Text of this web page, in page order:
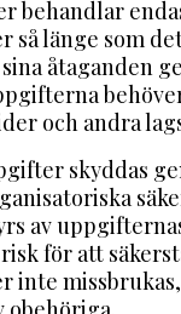
behandlar
så länge som
åtaganden
och andra
skyddas
av
för att
inte